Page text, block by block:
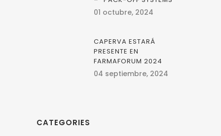
01 octubre, 2024
CAPERVA ESTARÁ
PRESENTE EN
FARMAFORUM 2024
04 septiembre, 2024
CATEGORIES